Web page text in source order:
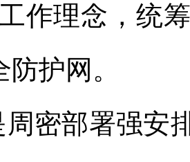
作理念，统
护网。
周密部署强安